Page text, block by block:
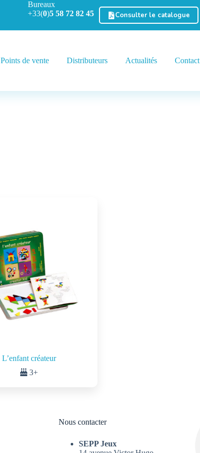
Bureaux
+33(0)5 58 72 82 45 Consulter le catalogue
Points de vente Distributeurs Actualités Contact
L’enfant créateur
3+
Nous contacter
SEPP Jeux